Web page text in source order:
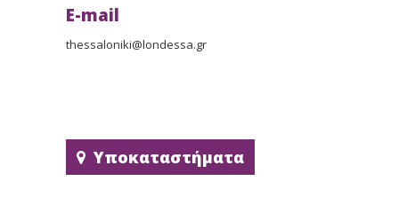
E-mail
thessaloniki@londessa.gr
Υποκαταστήματα